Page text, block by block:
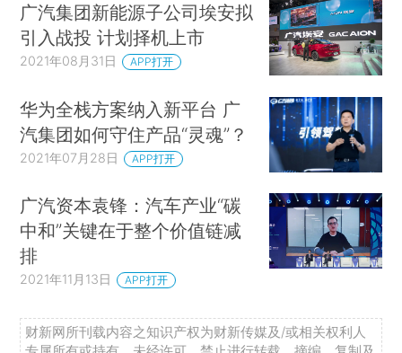
广汽集团新能源子公司埃安拟
引入战投 计划择机上市
2021年08月31日 APP打开
华为全栈方案纳入新平台 广
汽集团如何守住产品“灵魂”？
2021年07月28日 APP打开
广汽资本袁锋：汽车产业“碳
中和”关键在于整个价值链减
排
2021年11月13日 APP打开
财新网所刊载内容之知识产权为财新传媒及/或相关权利人